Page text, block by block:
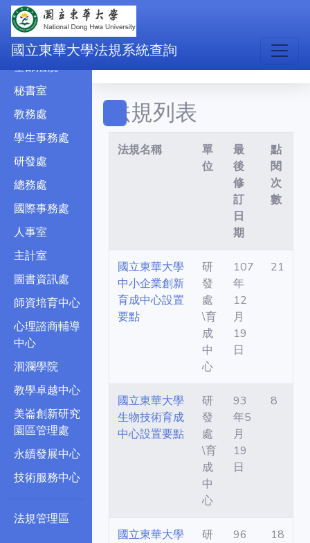
國立東華大學法規系統查詢
全部法規
秘書室
教務處
學生事務處
研發處
總務處
國際事務處
人事室
主計室
圖書資訊處
師資培育中心
心理諮商輔導
中心
洄瀾學院
教學卓越中心
美崙創新研究
園區管理處
永續發展中心
技術服務中心
法規管理區
法規列表
法規名稱
單
位
最
後
修
訂
日
期
點
閱
次
數
國立東華大學
中小企業創新
育成中心設置
要點
研
發
處
\育
成
中
心
107
年
12
月
19
日
21
國立東華大學
生物技術育成
中心設置要點
研
發
處
\育
成
中
心
93
年5
月
19
日
8
國立東華大學
研
96
18